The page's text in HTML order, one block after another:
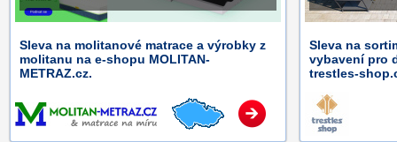
Sleva na molitanové matrace a výrobky z
molitanu na e-shopu MOLITAN-
METRAZ.cz.
Sleva na
vybavení pro
trestles-